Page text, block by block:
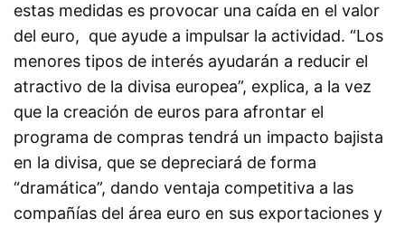
estas medidas es provocar una caída en el valor
del euro, que ayude a impulsar la actividad. “Los
menores tipos de interés ayudarán a reducir el
atractivo de la divisa europea”, explica, a la vez
que la creación de euros para afrontar el
programa de compras tendrá un impacto bajista
en la divisa, que se depreciará de forma
“dramática”, dando ventaja competitiva a las
compañías del área euro en sus exportaciones y